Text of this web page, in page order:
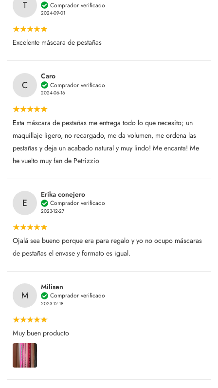
T Comprador verificado
2024-09-01
Excelente máscara de pestañas
C
Caro
Comprador verificado
2024-06-16
Esta máscara de pestañas me entrega todo lo que necesito; un
maquillaje ligero, no recargado, me da volumen, me ordena las
pestañas y deja un acabado natural y muy lindo! Me encanta! Me
he vuelto muy fan de Petrizzio
E
Erika conejero
Comprador verificado
2023-12-27
Ojalá sea bueno porque era para regalo y yo no ocupo máscaras
de pestañas el envase y formato es igual.
M
Milisen
Comprador verificado
2023-12-18
Muy buen producto